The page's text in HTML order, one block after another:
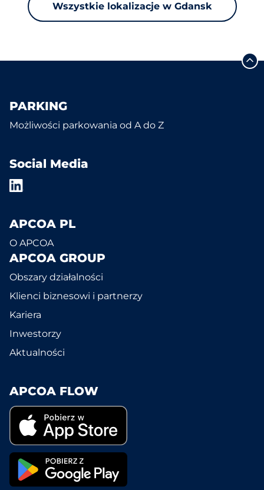
Wszystkie lokalizacje w Gdansk
PARKING
Możliwości parkowania od A do Z
Social Media
APCOA PL
O APCOA
APCOA GROUP
Obszary działalności
Klienci biznesowi i partnerzy
Kariera
Inwestorzy
Aktualności
APCOA FLOW